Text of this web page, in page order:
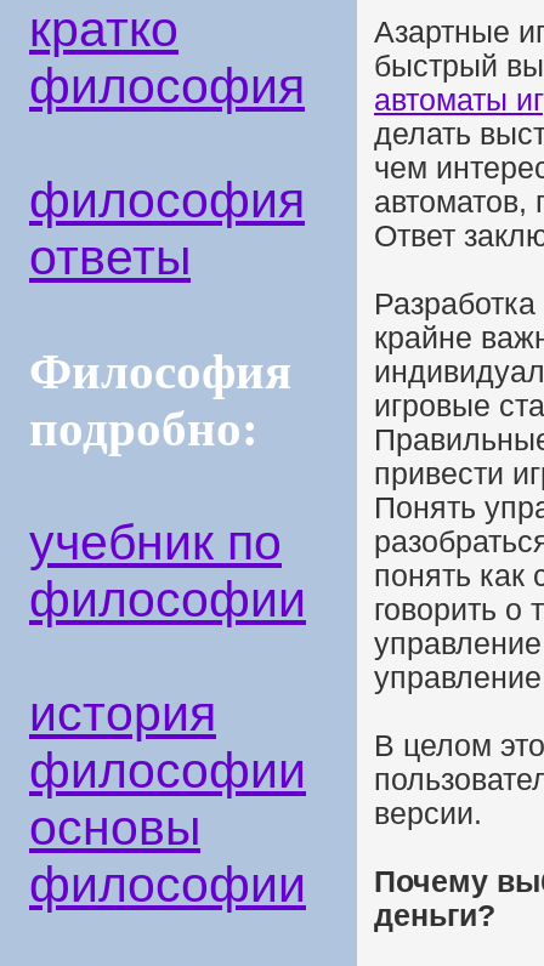
кратко
философия
философия
ответы
Философия
подробно:
учебник по
философии
история
философии
основы
философии
Азартные
быстрый
автоматы
делать
чем
автоматов,
Ответ
крайне
игровые
привести
Понять
понять как
говорить о
В целом
версии.
Почему
деньги?